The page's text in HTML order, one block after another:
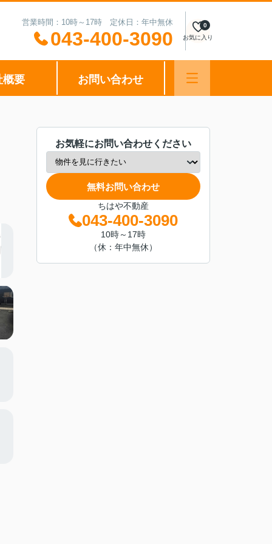
営業時間：10時～17時 定休日：年中無休
043-400-3090 お気に入り
0
概要 お問い合わせ
お気軽にお問い合わせください
無料お問い合わせ
ちはや不動産
043-400-3090
10時～17時
（休：年中無休）